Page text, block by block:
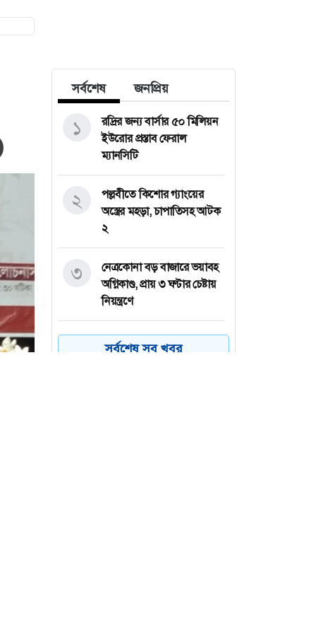
সর্বশেষ জনপ্রিয়
রদ্রির জন্য বার্সার ৫০ মিলিয়ন
ইউরোর প্রস্তাব ফেরাল
ম্যানসিটি
১
পল্লবীতে কিশোর গ্যাংয়ের
অস্ত্রের মহড়া, চাপাতিসহ আটক
২
২
নেত্রকোনা বড় বাজারে ভয়াবহ
অগ্নিকাণ্ড, প্রায় ৩ ঘণ্টার চেষ্টায়
নিয়ন্ত্রণে
৩
কয়েক ডজন
অভিবাসনপ্রত্যাশীকে উদ্ধার
সর্বশেষ সব খবর